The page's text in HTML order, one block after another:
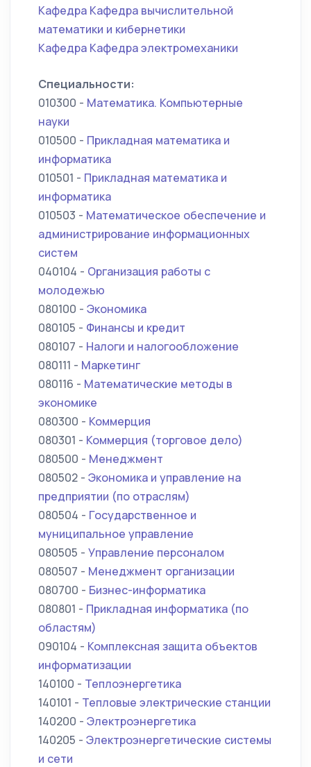
Кафедра Кафедра вычислительной
математики и кибернетики
Кафедра Кафедра электромеханики
Специальности:
010300 - Математика. Компьютерные
науки
010500 - Прикладная математика и
информатика
010501 - Прикладная математика и
информатика
010503 - Математическое обеспечение и
администрирование информационных
систем
040104 - Организация работы с
молодежью
080100 - Экономика
080105 - Финансы и кредит
080107 - Налоги и налогообложение
080111 - Маркетинг
080116 - Математические методы в
экономике
080300 - Коммерция
080301 - Коммерция (торговое дело)
080500 - Менеджмент
080502 - Экономика и управление на
предприятии (по отраслям)
080504 - Государственное и
муниципальное управление
080505 - Управление персоналом
080507 - Менеджмент организации
080700 - Бизнес-информатика
080801 - Прикладная информатика (по
областям)
090104 - Комплексная защита объектов
информатизации
140100 - Теплоэнергетика
140101 - Тепловые электрические станции
140200 - Электроэнергетика
140205 - Электроэнергетические системы
и сети